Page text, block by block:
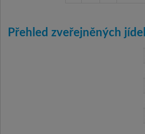
Přehled zveřejněných